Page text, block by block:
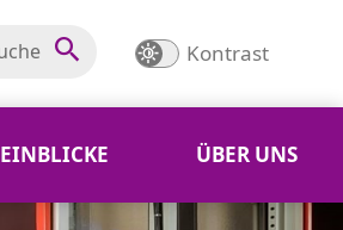
Kontrast
EINBLICKE ÜBER UNS